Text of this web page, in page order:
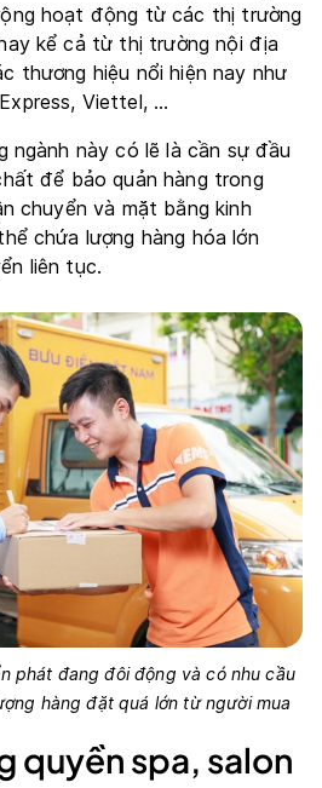
hoạt động từ các thị trường
kể cả từ thị trường nội địa
thương hiệu nổi hiện nay như
Viettel, …
ngành này có lẽ là cần sự đầu
để bảo quản hàng trong
chuyển và mặt bằng kinh
chứa lượng hàng hóa lớn
liên tục.
phát đang đôi động và có nhu cầu
hàng đặt quá lớn từ người mua
quyền spa, salon